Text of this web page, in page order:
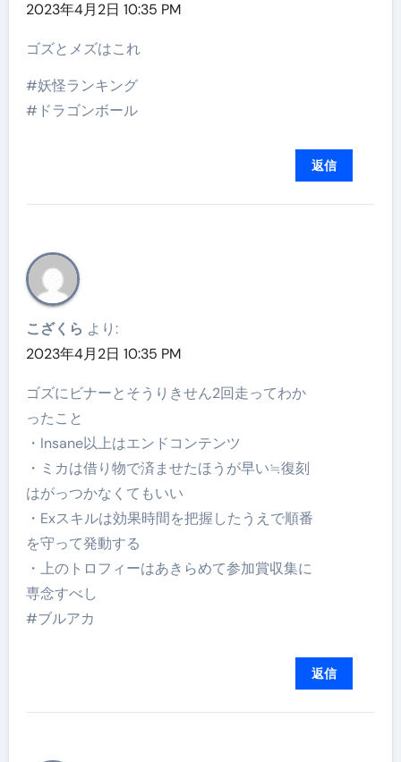
2023年4月2日 10:35 PM
ゴズとメズはこれ
#妖怪ランキング
#ドラゴンボール
返信
こざくら より:
2023年4月2日 10:35 PM
ゴズにビナーとそうりきせん2回走ってわか
ったこと
・Insane以上はエンドコンテンツ
・ミカは借り物で済ませたほうが早い≒復刻
はがっつかなくてもいい
・Exスキルは効果時間を把握したうえで順番
を守って発動する
・上のトロフィーはあきらめて参加賞収集に
専念すべし
#ブルアカ
返信